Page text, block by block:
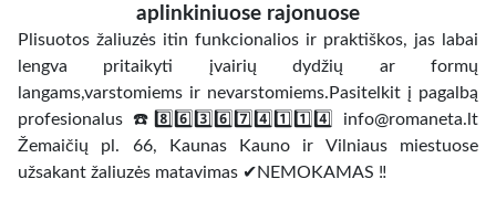
aplinkiniuose rajonuose
Plisuotos žaliuzės itin funkcionalios ir praktiškos, jas labai
lengva pritaikyti įvairių dydžių ar formų
langams,varstomiems ir nevarstomiems.Pasitelkit į pagalbą
profesionalus ☎️8️⃣6️⃣3️⃣6️⃣7️⃣4️⃣1️⃣1️⃣4️⃣ info@romaneta.lt
Žemaičių pl. 66, Kaunas Kauno ir Vilniaus miestuose
užsakant žaliuzės matavimas ✔NEMOKAMAS ‼